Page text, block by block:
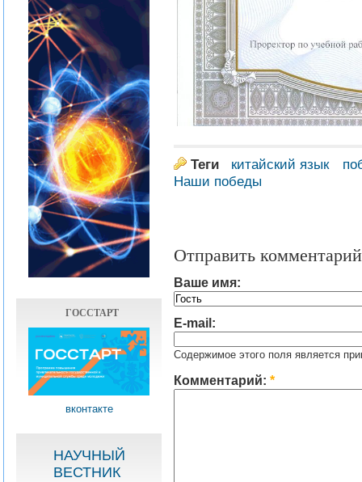
ГОССТАРТ
вконтакте
НАУЧНЫЙ
ВЕСТНИК
Теги китайский язык
Наши победы
Отправить комментарий
Ваше имя:
E-mail:
Содержимое этого поля является
Комментарий: *